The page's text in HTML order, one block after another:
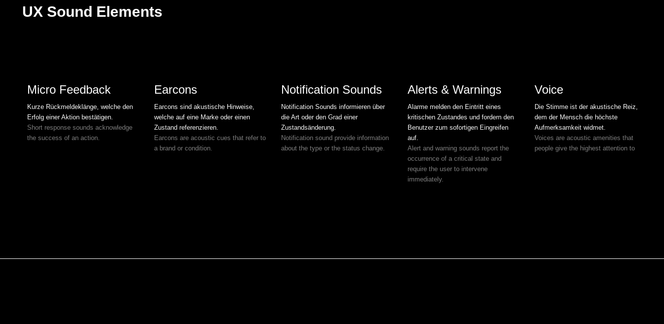
UX Sound Elements
Micro Feedback
Kurze Rückmeldeklänge, welche den
Erfolg einer Aktion bestätigen.
Short response sounds acknowledge
the success of an action.
Earcons
Earcons sind akustische Hinweise,
welche auf eine Marke oder einen
Zustand referenzieren.
Earcons are acoustic cues that refer to
a brand or condition.
Notification Sounds
Notification Sounds informieren über
die Art oder den Grad einer
Zustandsänderung.
Notification sound provide information
about the type or the status change.
Alerts & Warnings
Alarme melden den Eintritt eines
kritischen Zustandes und fordern den
Benutzer zum sofortigen Eingreifen
auf.
Alert and warning sounds report the
occurrence of a critical state and
require the user to intervene
immediately.
Voice
Die Stimme ist der akustische Reiz,
dem der Mensch die höchste
Aufmerksamkeit widmet.
Voices are acoustic amenities that
people give the highest attention to